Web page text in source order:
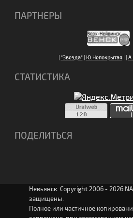
ПАРТНЕРЫ
| "Звезда"| Ю.Непокрытая| |
СТАТИСТИКА
ПОДЕЛИТЬСЯ
Невьянск. Copyright 2006 - 2026
защищены.
Полное или частичное